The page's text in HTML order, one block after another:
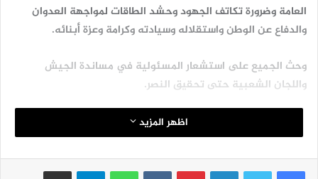
العامة وضرورة تكاتف الجهود وحشد الطاقات لمواجهة العدوان
والدفاع عن الوطن واستقلاله وسيادته وكرامة وعزة أبنائه.
وحث الجميع على استشعار المسئولية في مساندة الجيش
واللجان الشعبية حتى تحقيق النصر.
اظهر المزيد
لينكدإنبينتيريست واتساب تيلقرام مشاركة عبر البريد